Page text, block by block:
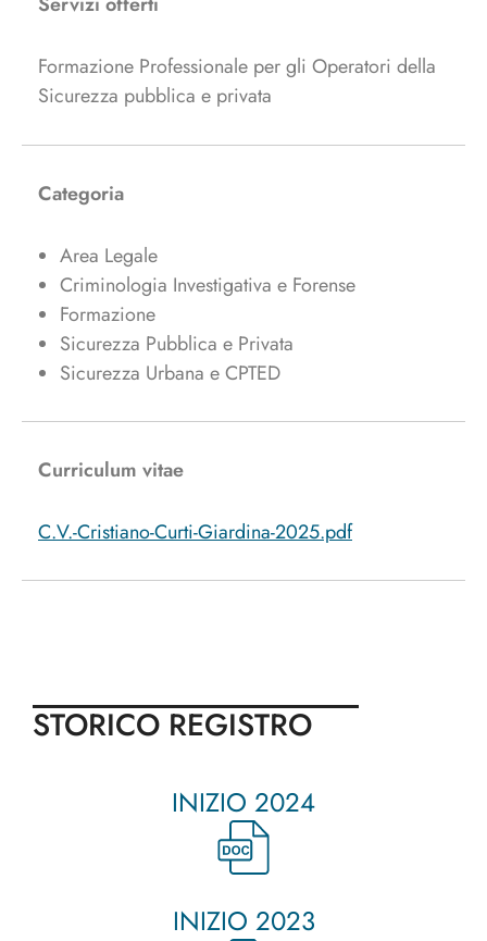
Formazione Professionale per gli Operatori della
Sicurezza pubblica e privata
Categoria
Area Legale
Criminologia Investigativa e Forense
Formazione
Sicurezza Pubblica e Privata
Sicurezza Urbana e CPTED
Curriculum vitae
C.V.-Cristiano-Curti-Giardina-2025.pdf
STORICO REGISTRO
INIZIO 2024
INIZIO 2023